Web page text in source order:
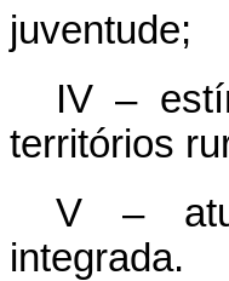
juventude;
IV –
territórios
V –
integrada.